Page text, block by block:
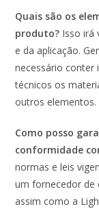
Quais são os
produto? Isso irá
e da aplicação.
necessário conter
técnicos os
outros elementos.
Como posso
conformidade
normas e leis
um fornecedor de
assim como a